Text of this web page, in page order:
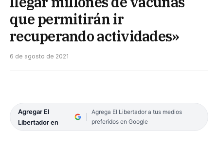
que permitirán ir
recuperando actividades»
6 de agosto de 2021
Agregar El
Libertador en
Agrega El Libertador a tus medios
preferidos en Google